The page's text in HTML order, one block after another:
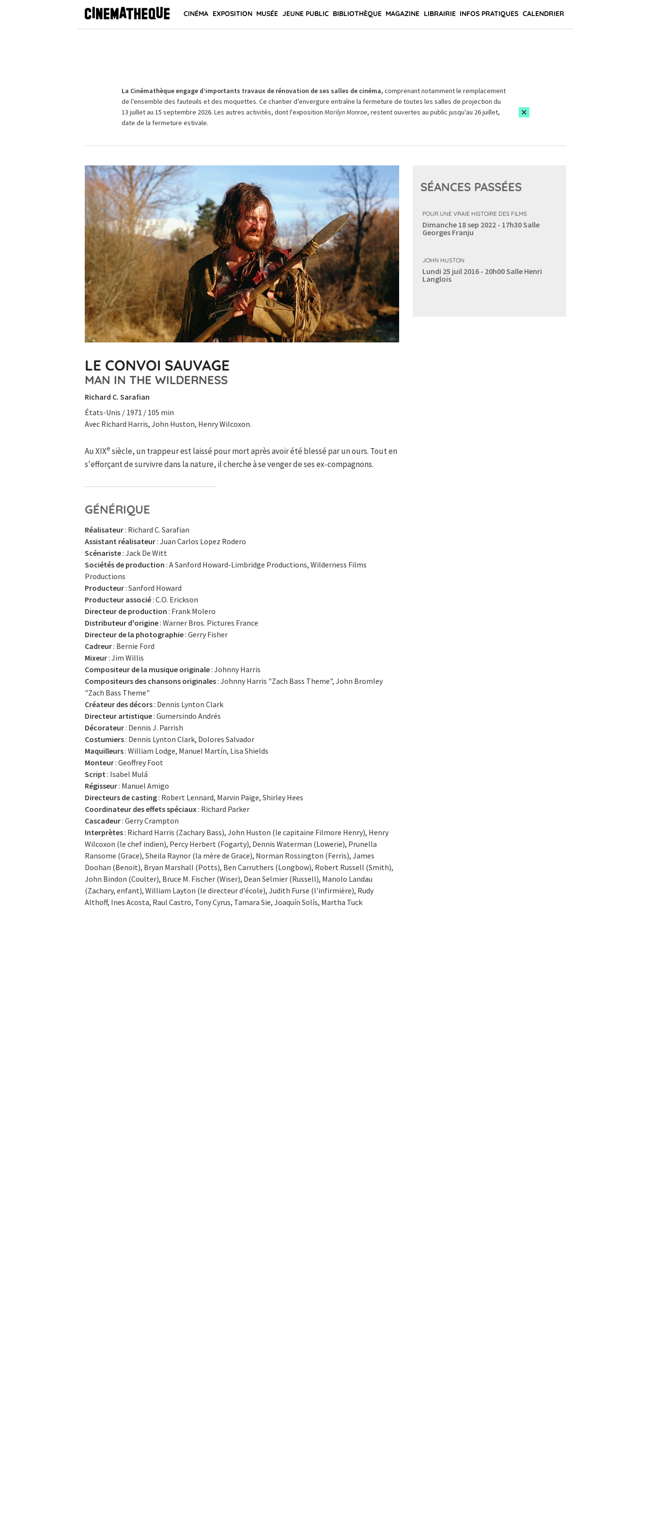
CINÉMA EXPOSITION MUSÉE JEUNE PUBLIC BIBLIOTHÈQUE MAGAZINE LIBRAIRIE INFOS PRATIQUES CALENDRIER
La Cinémathèque engage d’importants travaux de rénovation de ses salles de cinéma, comprenant notamment le remplacement
de l’ensemble des fauteuils et des moquettes. Ce chantier d’envergure entraîne la fermeture de toutes les salles de projection du
13 juillet au 15 septembre 2026. Les autres activités, dont l'exposition Marilyn Monroe, restent ouvertes au public jusqu'au 26 juillet,
date de la fermeture estivale.
LE CONVOI SAUVAGE
MAN IN THE WILDERNESS
Richard C. Sarafian
États-Unis / 1971 / 105 min
Avec Richard Harris, John Huston, Henry Wilcoxon.
Au XIXe siècle, un trappeur est laissé pour mort après avoir été blessé par un ours. Tout en
s'efforçant de survivre dans la nature, il cherche à se venger de ses ex-compagnons.
GÉNÉRIQUE
Réalisateur: Richard C. Sarafian
Assistant réalisateur: Juan Carlos Lopez Rodero
Scénariste: Jack De Witt
Sociétés de production : A Sanford Howard-Limbridge Productions, Wilderness Films
Productions
Producteur: Sanford Howard
Producteur associé: C.O. Erickson
Directeur de production : Frank Molero
Distributeur d'origine: Warner Bros. Pictures France
Directeur de la photographie: Gerry Fisher
Cadreur: Bernie Ford
Mixeur: Jim Willis
Compositeur de la musique originale: Johnny Harris
Compositeurs des chansons originales: Johnny Harris "Zach Bass Theme", John Bromley
"Zach Bass Theme"
Créateur des décors: Dennis Lynton Clark
Directeur artistique: Gumersindo Andrés
Décorateur: Dennis J. Parrish
Costumiers: Dennis Lynton Clark, Dolores Salvador
Maquilleurs: William Lodge, Manuel Martín, Lisa Shields
Monteur: Geoffrey Foot
Script : Isabel Mulá
Régisseur: Manuel Amigo
Directeurs de casting: Robert Lennard, Marvin Paige, Shirley Hees
Coordinateur des effets spéciaux : Richard Parker
Cascadeur: Gerry Crampton
Interprètes: Richard Harris (Zachary Bass), John Huston (le capitaine Filmore Henry), Henry
Wilcoxon (le chef indien), Percy Herbert (Fogarty), Dennis Waterman (Lowerie), Prunella
Ransome (Grace), Sheila Raynor (la mère de Grace), Norman Rossington (Ferris), James
Doohan (Benoit), Bryan Marshall (Potts), Ben Carruthers (Longbow), Robert Russell (Smith),
John Bindon (Coulter), Bruce M. Fischer (Wiser), Dean Selmier (Russell), Manolo Landau
(Zachary, enfant), William Layton (le directeur d'école), Judith Furse (l'infirmière), Rudy
Althoff, Ines Acosta, Raul Castro, Tony Cyrus, Tamara Sie, Joaquín Solís, Martha Tuck
SÉANCES PASSÉES
POUR UNE VRAIE HISTOIRE DES FILMS
Dimanche 18 sep 2022 - 17h30Salle
Georges Franju
JOHN HUSTON
Lundi 25 juil 2016 - 20h00Salle Henri
Langlois